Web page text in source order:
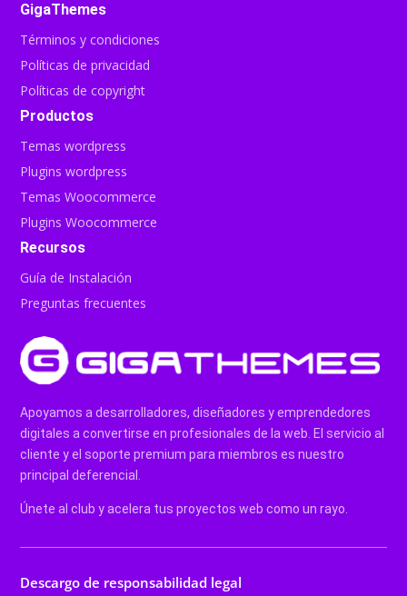
GigaThemes
Términos y condiciones
Políticas de privacidad
Políticas de copyright
Productos
Temas wordpress
Plugins wordpress
Temas Woocommerce
Plugins Woocommerce
Recursos
Guía de Instalación
Preguntas frecuentes
Apoyamos a desarrolladores, diseñadores y emprendedores
digitales a convertirse en profesionales de la web. El servicio al
cliente y el soporte premium para miembros es nuestro
principal deferencial.
Únete al club y acelera tus proyectos web como un rayo.
Descargo de responsabilidad legal